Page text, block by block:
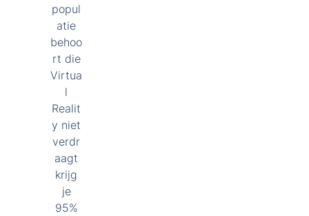
popul
atie
behoo
rt die
Virtua
l
Realit
y niet
verdr
aagt
krijg
je
95%